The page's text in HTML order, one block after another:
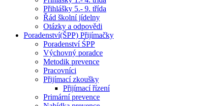
Přihlášky 5.- 9. třída
Řád školní jídelny
Otázky a odpovědi
Poradenství(ŠPP) Přijímačky
Poradenství ŚPP
Výchovný poradce
Metodik prevence
Pracovníci
Přijímací zkoušky
Přijímací řízení
Primární prevence